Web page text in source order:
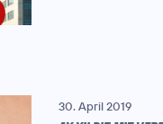
30. April 2019